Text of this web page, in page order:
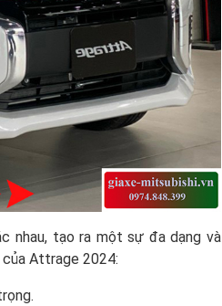
nhau, tạo ra một sự đa dạng và
Attrage 2024: